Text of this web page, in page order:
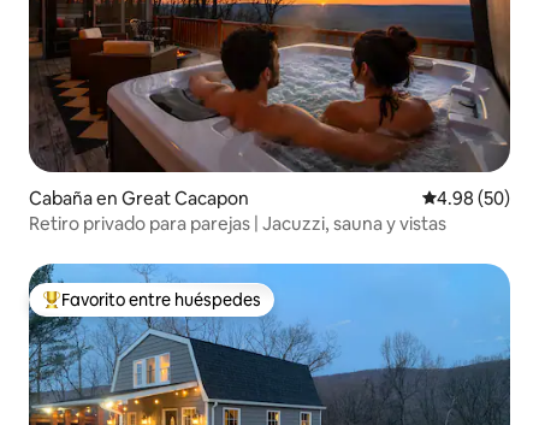
Cabaña en Great Cacapon Calificación
4.98 (50)
Retiro privado para parejas | Jacuzzi, sauna y vistas
Favorito entre huéspedes preferido
Favorito entre huéspedes